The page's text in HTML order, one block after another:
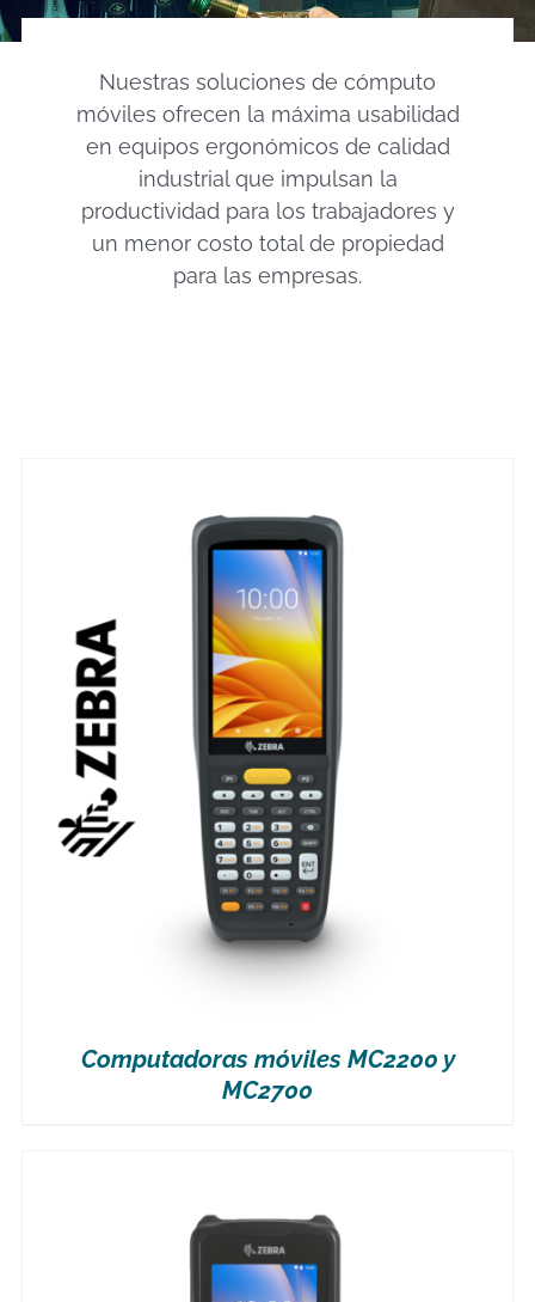
Nuestras soluciones de cómputo
móviles ofrecen la máxima usabilidad
en equipos ergonómicos de calidad
industrial que impulsan la
productividad para los trabajadores y
un menor costo total de propiedad
para las empresas.
Computadoras móviles MC2200 y
MC2700